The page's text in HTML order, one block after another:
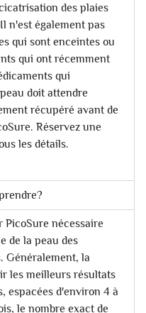
des plaies
n'est également pas
qui sont enceintes ou
qui ont récemment
qui
doit attendre
récupéré avant de
Réservez une
les détails.
PicoSure nécessaire
de la peau des
Généralement, la
les meilleurs résultats
espacées d'environ 4 à
le nombre exact de